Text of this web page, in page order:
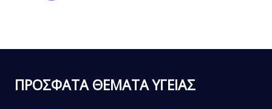
ΠΡΟΣΦΑΤΑ ΘΕΜΑΤΑ ΥΓΕΙΑΣ